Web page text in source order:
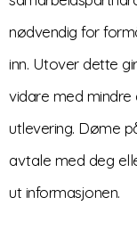
nødvendig for
inn. Utover dette
vidare med
utlevering. Døme
avtale med deg
ut informasjonen.